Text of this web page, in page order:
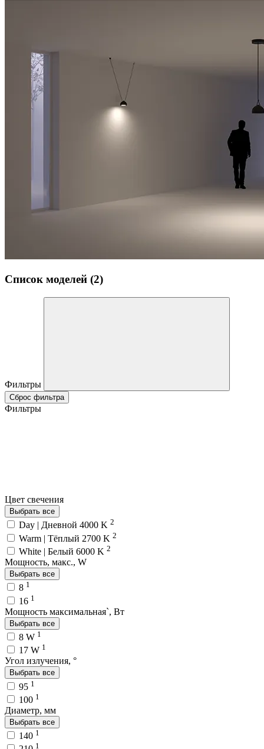
Список моделей (2)
Фильтры
Сброс фильтра
Фильтры
Цвет свечения
Выбрать все
Day | Дневной 4000 K 2
Warm | Тёплый 2700 K 2
White | Белый 6000 K 2
Мощность, макс., W
Выбрать все
8 1
16 1
Мощность максимальная`, Вт
Выбрать все
8 W 1
17 W 1
Угол излучения, °
Выбрать все
95 1
100 1
Диаметр, мм
Выбрать все
140 1
1